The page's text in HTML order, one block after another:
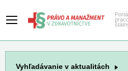
Vyhľadávanie v aktualitách